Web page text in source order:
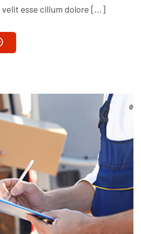
esse cillum dolore […]